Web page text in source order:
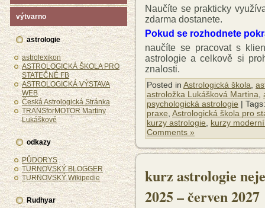
výtvarno
astrologie
astrolexikon
ASTROLOGICKÁ ŠKOLA PRO
STATEČNÉ FB
ASTROLOGICKÁ VÝSTAVA
WEB
Česká Astrologická Stránka
TRANSforMOTOR Martiny
Lukáškové
odkazy
PŮDORYS
TURNOVSKÝ BLOGGER
TURNOVSKÝ Wikipedie
Rudhyar
Naučíte se prakticky
zdarma dostanete.
Pokud se rozhodnete
naučíte se pracovat s
astrologie a celkově si
znalosti.
Posted in Astrologická škola
astroložka Lukášková Martina
psychologická astrologie |
praxe Astrologická škola pro
kurzy astrologie
kurzy
Comments »
kurz astrologie
2025 – červen 2027